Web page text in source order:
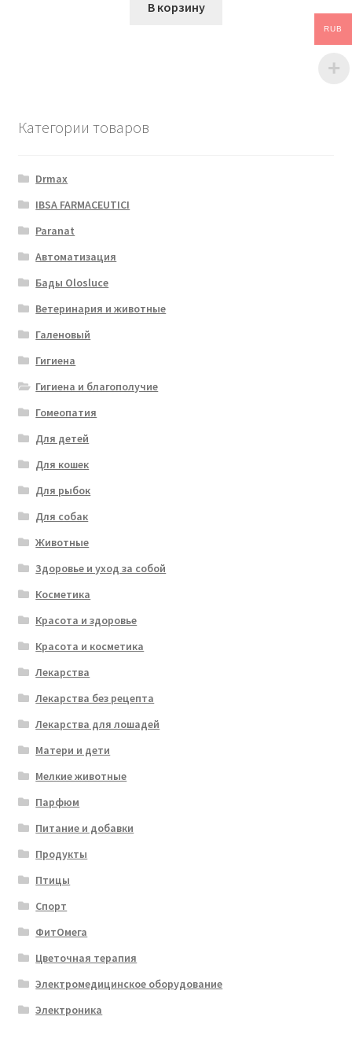
В корзину
Категории товаров
Drmax
IBSA FARMACEUTICI
Paranat
Автоматизация
Бады Olosluce
Ветеринария и животные
Галеновый
Гигиена
Гигиена и благополучие
Гомеопатия
Для детей
Для кошек
Для рыбок
Для собак
Животные
Здоровье и уход за собой
Косметика
Красота и здоровье
Красота и косметика
Лекарства
Лекарства без рецепта
Лекарства для лошадей
Матери и дети
Мелкие животные
Парфюм
Питание и добавки
Продукты
Птицы
Спорт
ФитОмега
Цветочная терапия
Электромедицинское оборудование
Электроника
RUB